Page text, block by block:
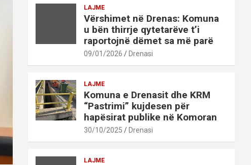
LAJME
Vërshimet në Drenas: Komuna
u bën thirrje qytetarëve t’i
raportojnë dëmet sa më parë
09/01/2026 Drenasi
LAJME
Komuna e Drenasit dhe KRM
“Pastrimi” kujdesen për
hapësirat publike në Komoran
30/10/2025 Drenasi
LAJME